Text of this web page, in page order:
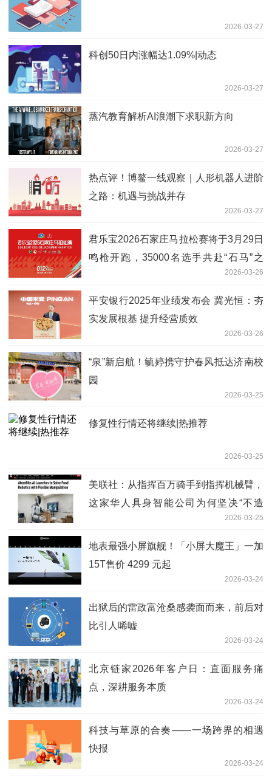
2026-03-27
科创50日内涨幅达1.09%|动态
2026-03-27
蒸汽教育解析AI浪潮下求职新方向
2026-03-27
热点评！博鳌一线观察｜人形机器人进阶
之路：机遇与挑战并存
2026-03-27
君乐宝2026石家庄马拉松赛将于3月29日
鸣枪开跑，35000名选手共赴“石马”之
2026-03-26
平安银行2025年业绩发布会 冀光恒：夯
实发展根基 提升经营质效
2026-03-26
“泉”新启航！毓婷携守护春风抵达济南校
园
2026-03-25
修复性行情还将继续|热推荐
2026-03-25
美联社：从指挥百万骑手到指挥机械臂，
这家华人具身智能公司为何坚决“不造
2026-03-25
地表最强小屏旗舰！「小屏大魔王」一加
15T售价 4299 元起
2026-03-24
出狱后的雷政富沧桑感袭面而来，前后对
比引人唏嘘
2026-03-24
北京链家2026年客户日：直面服务痛
点，深耕服务本质
2026-03-24
科技与草原的合奏——一场跨界的相遇
快报
2026-03-24